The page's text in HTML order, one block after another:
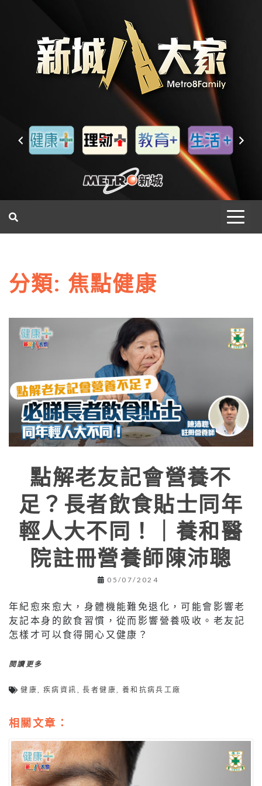
分類: 焦點健康
點解老友記會營養不
足？長者飲食貼士同年
輕人大不同！｜養和醫
院註冊營養師陳沛聰
05/07/2024
年紀愈來愈大，身體機能難免退化，可能會影響老
友記本身的飲食習慣，從而影響營養吸收。老友記
怎樣才可以食得開心又健康？
閱讀更多
健康 ,疾病資訊 ,長者健康 養和抗病兵工廠
相關文章：